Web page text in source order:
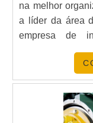
na melhor
a líder da área
empresa de
colaboradores
encontrar
clientes.
EMPRESA DE